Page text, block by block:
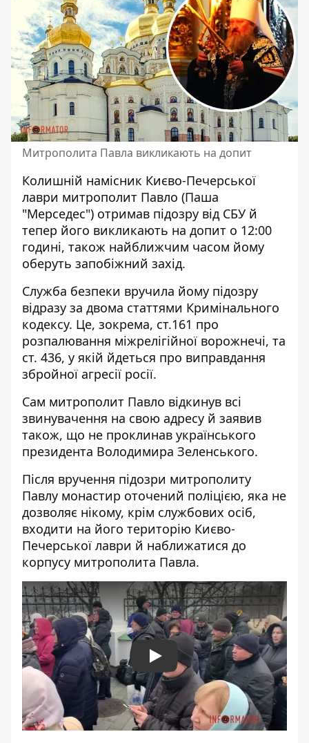
Митрополита Павла викликають на допит
Колишній намісник Києво-Печерської
лаври митрополит Павло (Паша
"Мерседес") отримав підозру від СБУ й
тепер його викликають на допит о 12:00
годині, також найближчим часом йому
оберуть запобіжний захід.
Служба безпеки вручила йому підозру
відразу за двома статтями Кримінального
кодексу. Це, зокрема, ст.161 про
розпалювання міжрелігійної ворожнечі, та
ст. 436, у якій йдеться про виправдання
збройної агресії росії.
Сам митрополит Павло відкинув всі
звинувачення на свою адресу й заявив
також, що не проклинав українського
президента Володимира Зеленського.
Після вручення підозри митрополиту
Павлу монастир оточений поліцією, яка не
дозволяє нікому, крім службових осіб,
входити на його територію Києво-
Печерської лаври й наближатися до
корпусу митрополита Павла.
Play